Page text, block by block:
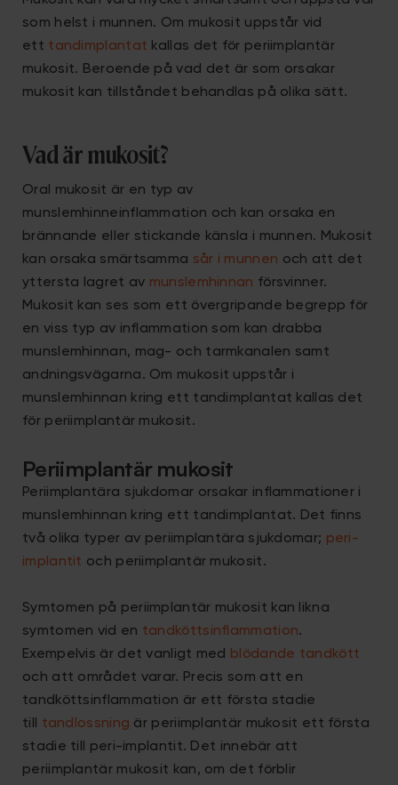
som helst i munnen. Om mukosit uppstår vid
ett tandimplantat kallas det för periimplantär
mukosit. Beroende på vad det är som orsakar
mukosit kan tillståndet behandlas på olika sätt.
Vad är mukosit?
Oral mukosit är en typ av
munslemhinneinflammation och kan orsaka en
brännande eller stickande känsla i munnen. Mukosit
kan orsaka smärtsamma sår i munnen och att det
yttersta lagret av munslemhinnan försvinner.
Mukosit kan ses som ett övergripande begrepp för
en viss typ av inflammation som kan drabba
munslemhinnan, mag- och tarmkanalen samt
andningsvägarna. Om mukosit uppstår i
munslemhinnan kring ett tandimplantat kallas det
för periimplantär mukosit.
Periimplantär mukosit
Periimplantära sjukdomar orsakar inflammationer i
munslemhinnan kring ett tandimplantat. Det finns
två olika typer av periimplantära sjukdomar; peri-
implantit och periimplantär mukosit.
Symtomen på periimplantär mukosit kan likna
symtomen vid en tandköttsinflammation.
Exempelvis är det vanligt med blödande tandkött
och att området varar. Precis som att en
tandköttsinflammation är ett första stadie
till tandlossning är periimplantär mukosit ett första
stadie till peri-implantit. Det innebär att
periimplantär mukosit kan, om det förblir